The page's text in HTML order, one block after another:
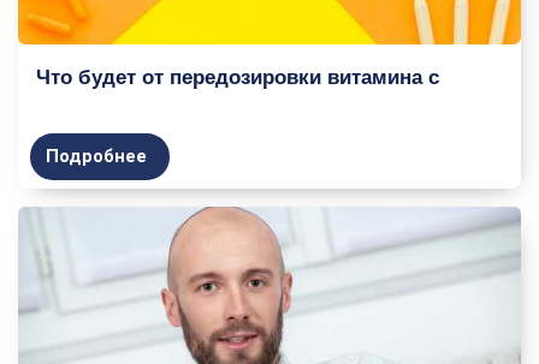
Что будет от передозировки витамина с
Подробнее